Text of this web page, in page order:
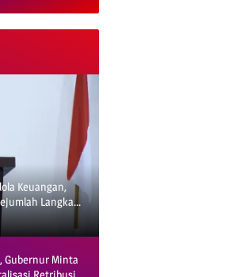
Keuangan,
Langkah
Gubernur Minta
Retribusi